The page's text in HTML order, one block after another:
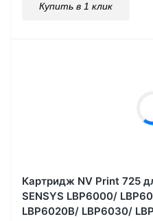
Купить в 1 клик
Картридж NV Print 725
SENSYS LBP6000/
LBP6020B/ LBP6030/